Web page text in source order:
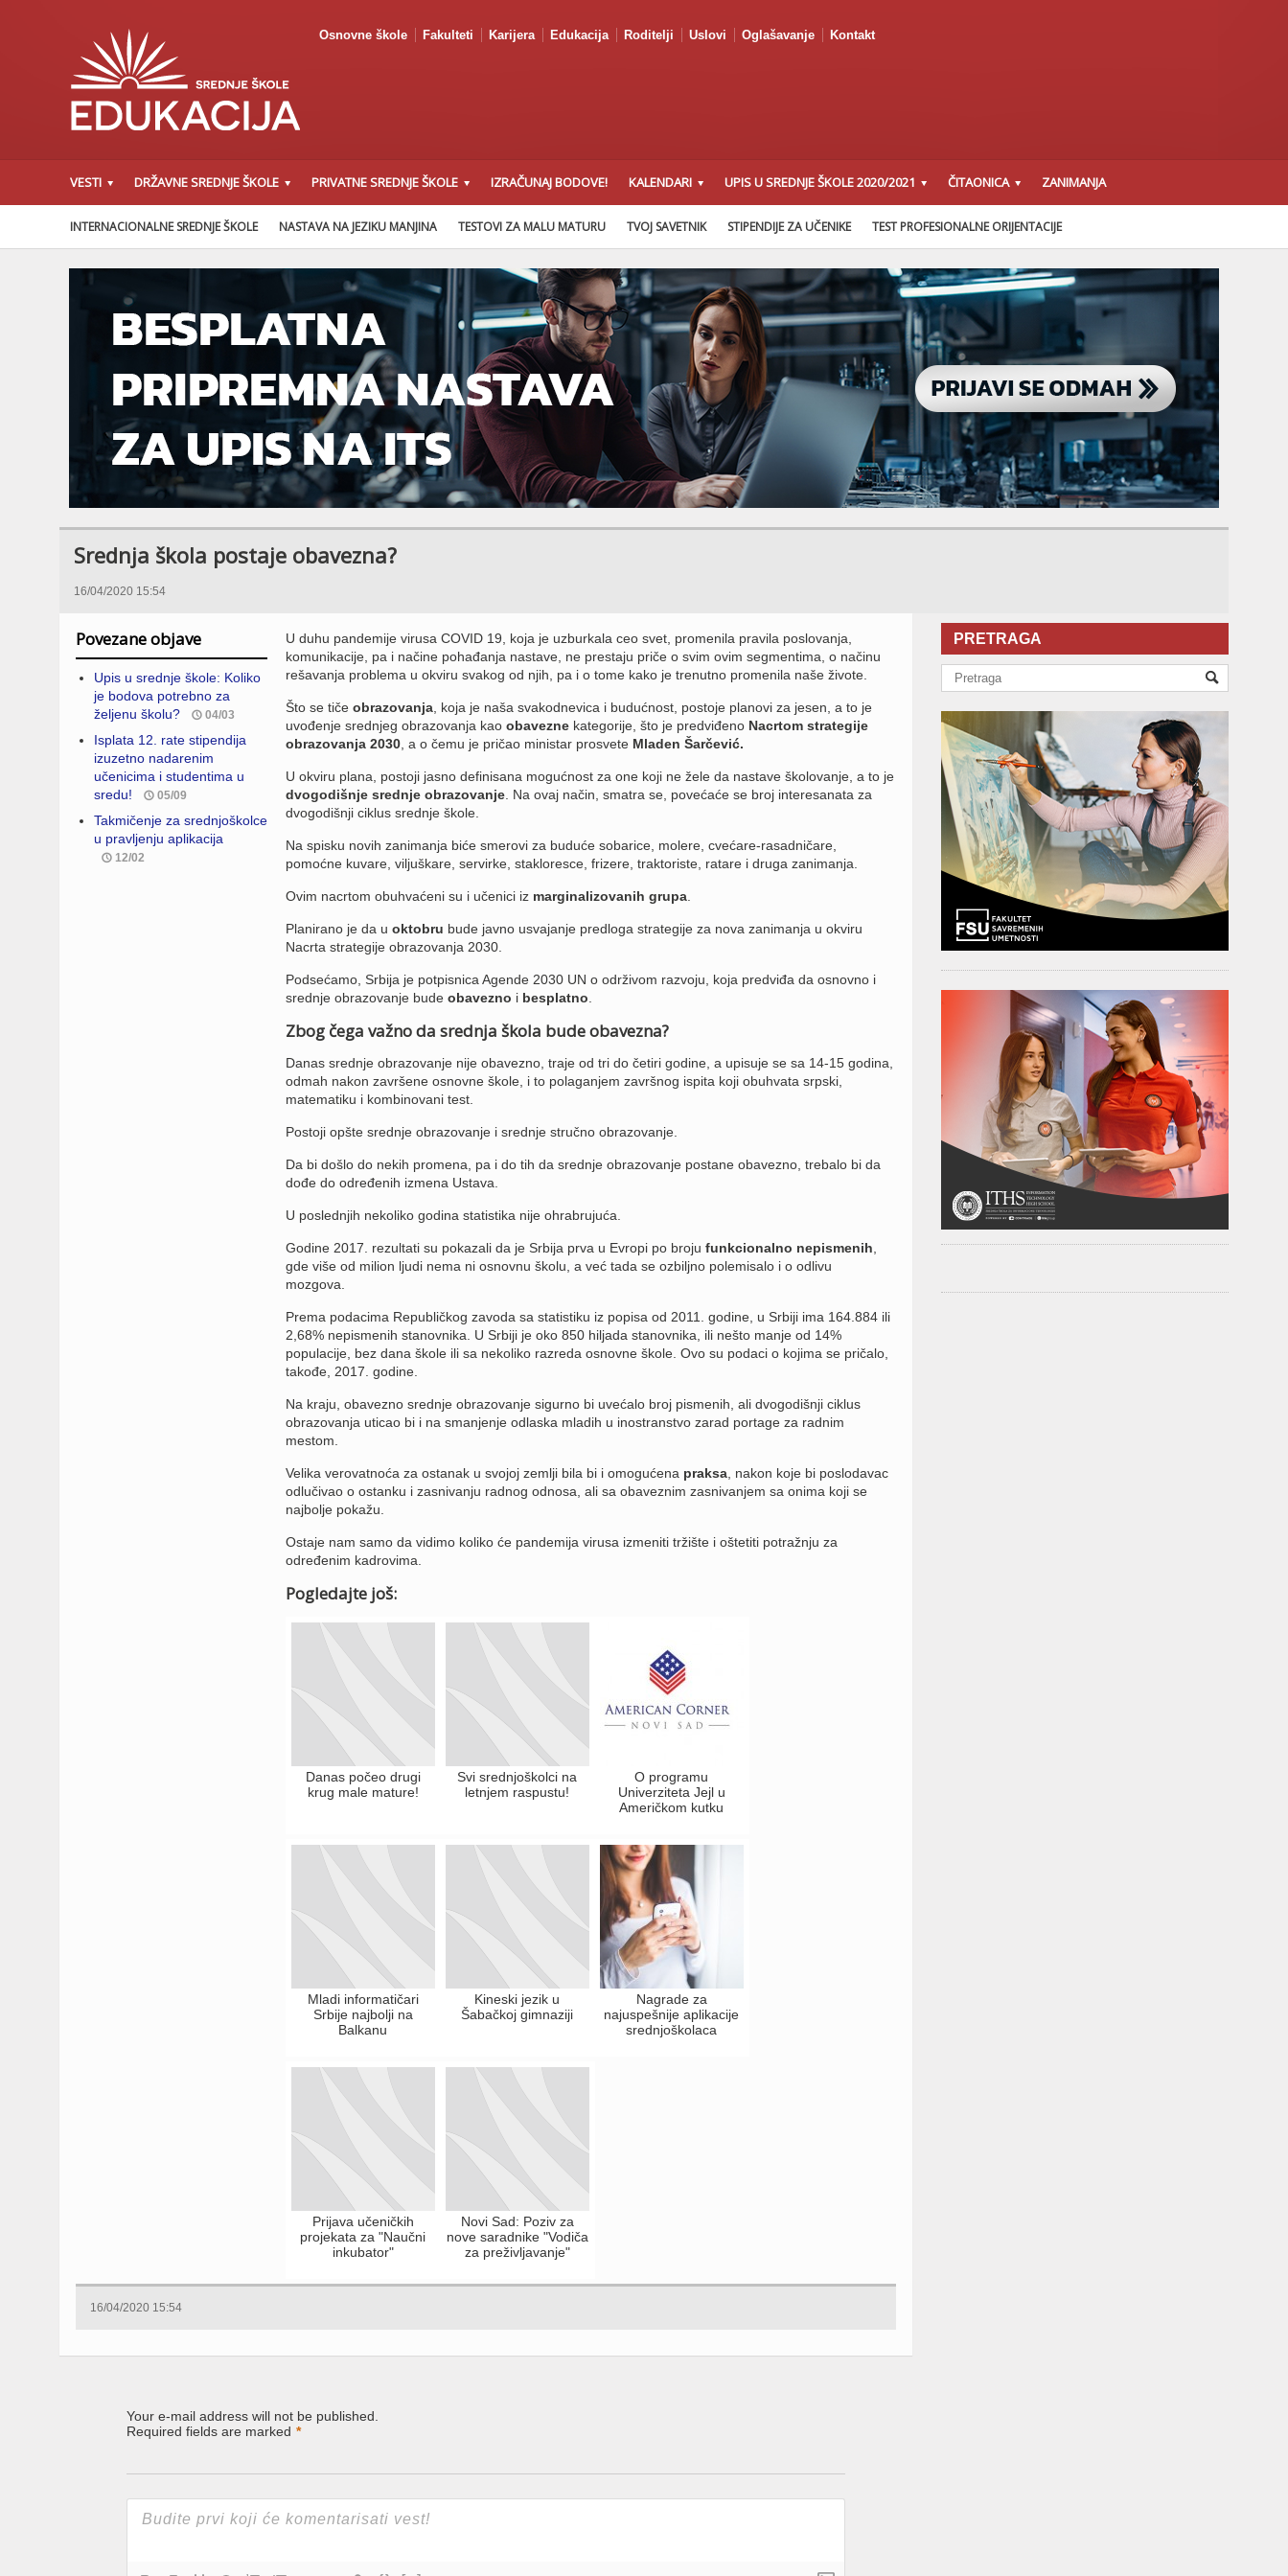
Osnovne škole Fakulteti Karijera Edukacija Roditelji Uslovi Oglašavanje Kontakt
VESTI DRŽAVNE SREDNJE ŠKOLE PRIVATNE SREDNJE ŠKOLE IZRAČUNAJ BODOVE! KALENDARI UPIS U SREDNJE ŠKOLE 2020/2021 ČITAONICA ZANIMANJA
INTERNACIONALNE SREDNJE ŠKOLE NASTAVA NA JEZIKU MANJINA TESTOVI ZA MALU MATURU TVOJ SAVETNIK STIPENDIJE ZA UČENIKE TEST PROFESIONALNE ORIJENTACIJE
Srednja škola postaje obavezna?
16/04/2020 15:54
Povezane objave
Upis u srednje škole: Koliko
je bodova potrebno za
željenu školu?
04/03
Isplata 12. rate stipendija
izuzetno nadarenim
učenicima i studentima u
sredu!
05/09
Takmičenje za srednjoškolce
u pravljenju aplikacija
12/02
U duhu pandemije virusa COVID 19, koja je uzburkala ceo svet, promenila pravila poslovanja,
komunikacije, pa i načine pohađanja nastave, ne prestaju priče o svim ovim segmentima, o načinu
rešavanja problema u okviru svakog od njih, pa i o tome kako je trenutno promenila naše živote.
Što se tiče obrazovanja, koja je naša svakodnevica i budućnost, postoje planovi za jesen, a to je
uvođenje srednjeg obrazovanja kao obaveznekategorije, što je predviđeno Nacrtom strategije
obrazovanja 2030, a o čemu je pričao ministar prosvete Mladen Šarčević.
U okviru plana, postoji jasno definisana mogućnost za one koji ne žele da nastave školovanje, a to je
dvogodišnje srednje obrazovanje. Na ovaj način, smatra se, povećaće se broj interesanata za
dvogodišnji ciklus srednje škole.
Na spisku novih zanimanja biće smerovi za buduće sobarice, molere, cvećare-rasadničare,
pomoćne kuvare, viljuškare, servirke, stakloresce, frizere, traktoriste, ratare i druga zanimanja.
Ovim nacrtom obuhvaćeni su i učenici iz marginalizovanih grupa.
Planirano je da u oktobru bude javno usvajanje predloga strategije za nova zanimanja u okviru
Nacrta strategije obrazovanja 2030.
Podsećamo, Srbija je potpisnica Agende 2030 UN o održivom razvoju, koja predviđa da osnovno i
srednje obrazovanje bude obavezno i besplatno
Zbog čega važno da srednja škola bude obavezna?
Danas srednje obrazovanje nije obavezno, traje od tri do četiri godine, a upisuje se sa 14-15 godina,
odmah nakon završene osnovne škole, i to polaganjem završnog ispita koji obuhvata srpski,
matematiku i kombinovani test.
Postoji opšte srednje obrazovanje i srednje stručno obrazovanje.
Da bi došlo do nekih promena, pa i do tih da srednje obrazovanje postane obavezno, trebalo bi da
dođe do određenih izmena Ustava.
U poslednjih nekoliko godina statistika nije ohrabrujuća.
Godine 2017. rezultati su pokazali da je Srbija prva u Evropi po broju funkcionalno nepismenih
gde više od milion ljudi nema ni osnovnu školu, a već tada se ozbiljno polemisalo i o odlivu
mozgova.
Prema podacima Republičkog zavoda sa statistiku iz popisa od 2011. godine, u Srbiji ima 164.884 ili
2,68% nepismenih stanovnika. U Srbiji je oko 850 hiljada stanovnika, ili nešto manje od 14%
populacije, bez dana škole ili sa nekoliko razreda osnovne škole. Ovo su podaci o kojima se pričalo,
takođe, 2017. godine.
Na kraju, obavezno srednje obrazovanje sigurno bi uvećalo broj pismenih, ali dvogodišnji ciklus
obrazovanja uticao bi i na smanjenje odlaska mladih u inostranstvo zarad portage za radnim
mestom.
Velika verovatnoća za ostanak u svojoj zemlji bila bi i omogućena praksa, nakon koje bi poslodavac
odlučivao o ostanku i zasnivanju radnog odnosa, ali sa obaveznim zasnivanjem sa onima koji se
najbolje pokažu.
Ostaje nam samo da vidimo koliko će pandemija virusa izmeniti tržište i oštetiti potražnju za
određenim kadrovima.
Pogledajte još:
Danas počeo drugi
krug male mature!
Svi srednjoškolci na
letnjem raspustu!
O programu
Univerziteta Jejl u
Američkom kutku
Mladi informatičari
Srbije najbolji na
Balkanu
Kineski jezik u
Šabačkoj gimnaziji
Nagrade za
najuspešnije aplikacije
srednjoškolaca
Prijava učeničkih
projekata za "Naučni
inkubator"
Novi Sad: Poziv za
nove saradnike "Vodiča
za preživljavanje"
16/04/2020 15:54
Your e-mail address will not be published.
Required fields are marked *
PRETRAGA